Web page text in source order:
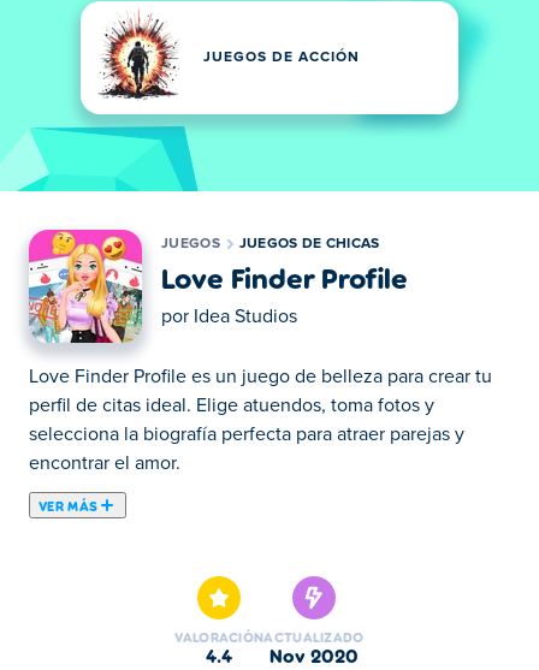
JUEGOS DE ACCIÓN
JUEGOS JUEGOS DE CHICAS
Love Finder Profile
por Idea Studios
Love Finder Profile es un juego de belleza para crear tu
perfil de citas ideal. Elige atuendos, toma fotos y
selecciona la biografía perfecta para atraer parejas y
encontrar el amor.
VER MÁS
VALORACIÓN
4.4
ACTUALIZADO
nov 2020